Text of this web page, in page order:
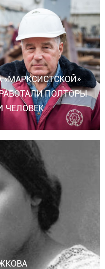
ПОЛТОРЫ
ЧЕЛОВЕК